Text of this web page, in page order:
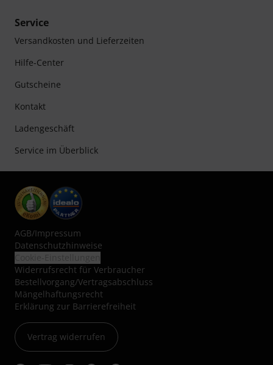
Service
Versandkosten und Lieferzeiten
Hilfe-Center
Gutscheine
Kontakt
Ladengeschäft
Service im Überblick
AGB/Impressum
Datenschutzhinweise
Widerrufsrecht für Verbraucher
Bestellvorgang/Vertragsabschluss
Mängelhaftungsrecht
Erklärung zur Barrierefreiheit
Vertrag widerrufen